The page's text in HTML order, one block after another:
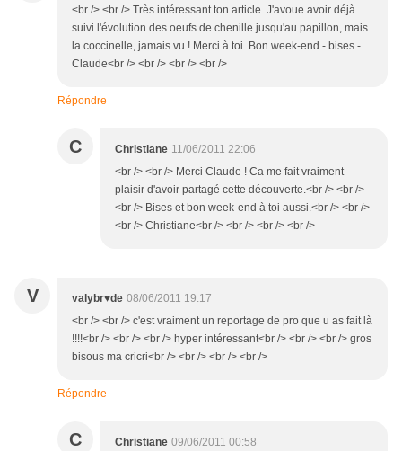
<br /> <br /> Très intéressant ton article. J'avoue avoir déjà
suivi l'évolution des oeufs de chenille jusqu'au papillon, mais
la coccinelle, jamais vu ! Merci à toi. Bon week-end - bises -
Claude<br /> <br /> <br /> <br />
Répondre
C Christiane 11/06/2011 22:06
<br /> <br /> Merci Claude ! Ca me fait vraiment
plaisir d'avoir partagé cette découverte.<br /> <br />
<br /> Bises et bon week-end à toi aussi.<br /> <br />
<br /> Christiane<br /> <br /> <br /> <br />
V valybr♥de 08/06/2011 19:17
<br /> <br /> c'est vraiment un reportage de pro que u as fait là
!!!!<br /> <br /> <br /> hyper intéressant<br /> <br /> <br /> gros
bisous ma cricri<br /> <br /> <br /> <br />
Répondre
C Christiane 09/06/2011 00:58